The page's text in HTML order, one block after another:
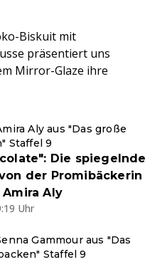
Biskuit mit
präsentiert uns
Mirror-Glaze ihre
Aly aus "Das große
Staffel 9
Die spiegelnde
der Promibäckerin
Aly
Uhr
Gammour aus "Das
Staffel 9